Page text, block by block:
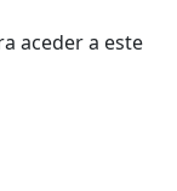
aceder a este